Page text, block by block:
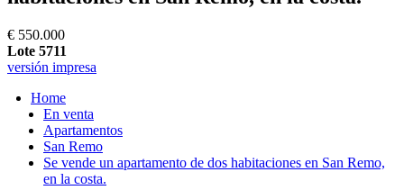
€ 550.000
Lote 5711
versión impresa
Home
En venta
Apartamentos
San Remo
Se vende un apartamento de dos habitaciones en San Remo,
en la costa.